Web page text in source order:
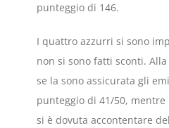
punteggio di 146.
I quattro azzurri si sono
non si sono fatti sconti.
se la sono assicurata gli
punteggio di 41/50, mentre
si è dovuta accontentare